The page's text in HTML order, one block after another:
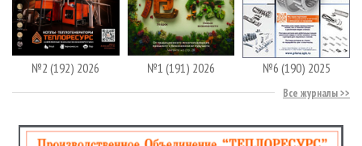
№2 (192) 2026 №1 (191) 2026 №6 (190) 2025
Все журналы